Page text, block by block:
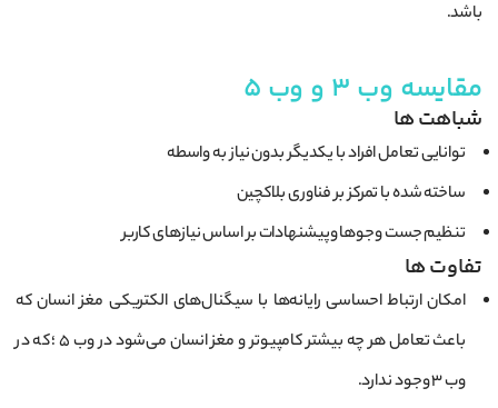
باشد.
مقایسه وب 3 و وب 5
شباهت ها
توانایی تعامل افراد با یکدیگر بدون نیاز به واسطه
ساخته شده با تمرکز بر فناوری بلاکچین
تنظیم جست وجوها وپیشنهادات بر اساس نیازهای کاربر
تفاوت ها
امکان ارتباط احساسی رایانه‌ها با سیگنال‌های الکتریکی مغز انسان که
باعث تعامل هر چه بیشتر کامپیوتر و مغز انسان می‌شود در وب 5 ؛ که در
وب 3 وجود ندارد.